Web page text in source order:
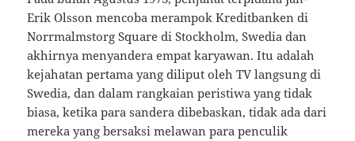
Erik Olsson mencoba merampok Kreditbanken di
Norrmalmstorg Square di Stockholm, Swedia dan
akhirnya menyandera empat karyawan. Itu adalah
kejahatan pertama yang diliput oleh TV langsung di
Swedia, dan dalam rangkaian peristiwa yang tidak
biasa, ketika para sandera dibebaskan, tidak ada dari
mereka yang bersaksi melawan para penculik